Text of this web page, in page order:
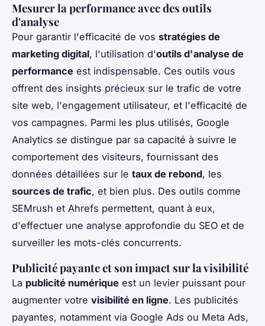
Mesurer la performance avec des outils
d'analyse
Pour garantir l'efficacité de vos stratégies de
marketing digital, l'utilisation d'outils d'analyse de
performance est indispensable. Ces outils vous
offrent des insights précieux sur le trafic de votre
site web, l'engagement utilisateur, et l'efficacité de
vos campagnes. Parmi les plus utilisés, Google
Analytics se distingue par sa capacité à suivre le
comportement des visiteurs, fournissant des
données détaillées sur le taux de rebond, les
sources de trafic, et bien plus. Des outils comme
SEMrush et Ahrefs permettent, quant à eux,
d'effectuer une analyse approfondie du SEO et de
surveiller les mots-clés concurrents.
Publicité payante et son impact sur la visibilité
La publicité numérique est un levier puissant pour
augmenter votre visibilité en ligne. Les publicités
payantes, notamment via Google Ads ou Meta Ads,